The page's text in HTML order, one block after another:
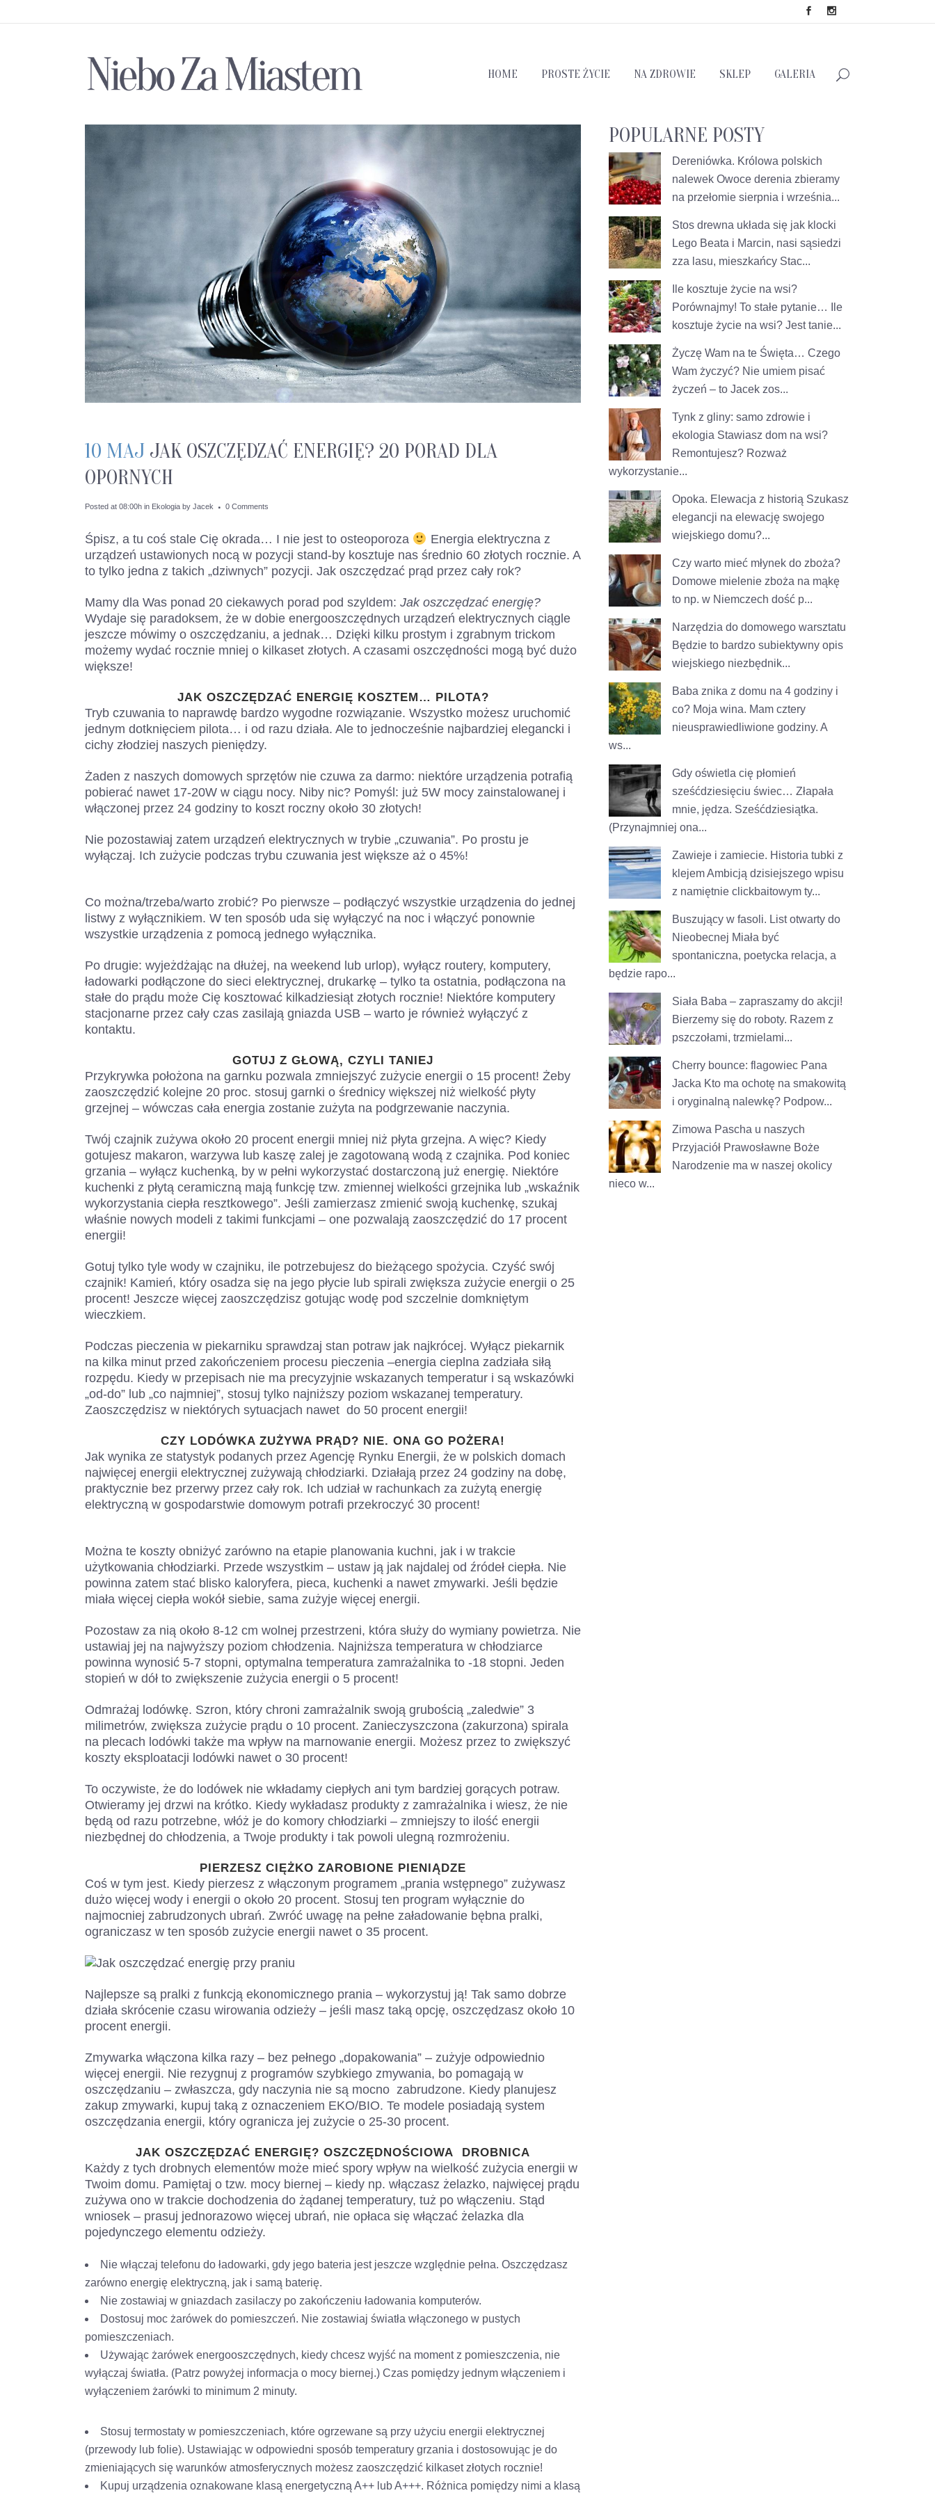
HOME PROSTE ŻYCIE NA ZDROWIE SKLEP GALERIA
10 MAJ JAK OSZCZĘDZAĆ ENERGIĘ? 20 PORAD DLA
OPORNYCH
Posted at 08:00h in Ekologia by Jacek 0 Comments
Śpisz, a tu coś stale Cię okrada… I nie jest to osteoporoza
Energia elektryczna z
urządzeń ustawionych nocą w pozycji stand-by kosztuje nas średnio 60 złotych rocznie. A
to tylko jedna z takich „dziwnych” pozycji. Jak oszczędzać prąd przez cały rok?
Mamy dla Was ponad 20 ciekawych porad pod szyldem: Jak oszczędzać energię?
Wydaje się paradoksem, że w dobie energooszczędnych urządzeń elektrycznych ciągle
jeszcze mówimy o oszczędzaniu, a jednak… Dzięki kilku prostym i zgrabnym trickom
możemy wydać rocznie mniej o kilkaset złotych. A czasami oszczędności mogą być dużo
większe!
JAK OSZCZĘDZAĆ ENERGIĘ KOSZTEM… PILOTA?
Tryb czuwania to naprawdę bardzo wygodne rozwiązanie. Wszystko możesz uruchomić
jednym dotknięciem pilota… i od razu działa. Ale to jednocześnie najbardziej elegancki i
cichy złodziej naszych pieniędzy.
Żaden z naszych domowych sprzętów nie czuwa za darmo: niektóre urządzenia potrafią
pobierać nawet 17-20W w ciągu nocy. Niby nic? Pomyśl: już 5W mocy zainstalowanej i
włączonej przez 24 godziny to koszt roczny około 30 złotych!
Nie pozostawiaj zatem urządzeń elektrycznych w trybie „czuwania”. Po prostu je
wyłączaj. Ich zużycie podczas trybu czuwania jest większe aż o 45%!
Co można/trzeba/warto zrobić? Po pierwsze – podłączyć wszystkie urządzenia do jednej
listwy z wyłącznikiem. W ten sposób uda się wyłączyć na noc i włączyć ponownie
wszystkie urządzenia z pomocą jednego wyłącznika.
Po drugie: wyjeżdżając na dłużej, na weekend lub urlop), wyłącz routery, komputery,
ładowarki podłączone do sieci elektrycznej, drukarkę – tylko ta ostatnia, podłączona na
stałe do prądu może Cię kosztować kilkadziesiąt złotych rocznie! Niektóre komputery
stacjonarne przez cały czas zasilają gniazda USB – warto je również wyłączyć z
kontaktu.
GOTUJ Z GŁOWĄ, CZYLI TANIEJ
Przykrywka położona na garnku pozwala zmniejszyć zużycie energii o 15 procent! Żeby
zaoszczędzić kolejne 20 proc. stosuj garnki o średnicy większej niż wielkość płyty
grzejnej – wówczas cała energia zostanie zużyta na podgrzewanie naczynia.
Twój czajnik zużywa około 20 procent energii mniej niż płyta grzejna. A więc? Kiedy
gotujesz makaron, warzywa lub kaszę zalej je zagotowaną wodą z czajnika. Pod koniec
grzania – wyłącz kuchenką, by w pełni wykorzystać dostarczoną już energię. Niektóre
kuchenki z płytą ceramiczną mają funkcję tzw. zmiennej wielkości grzejnika lub „wskaźnik
wykorzystania ciepła resztkowego”. Jeśli zamierzasz zmienić swoją kuchenkę, szukaj
właśnie nowych modeli z takimi funkcjami – one pozwalają zaoszczędzić do 17 procent
energii!
Gotuj tylko tyle wody w czajniku, ile potrzebujesz do bieżącego spożycia. Czyść swój
czajnik! Kamień, który osadza się na jego płycie lub spirali zwiększa zużycie energii o 25
procent! Jeszcze więcej zaoszczędzisz gotując wodę pod szczelnie domkniętym
wieczkiem.
Podczas pieczenia w piekarniku sprawdzaj stan potraw jak najkrócej. Wyłącz piekarnik
na kilka minut przed zakończeniem procesu pieczenia –energia cieplna zadziała siłą
rozpędu. Kiedy w przepisach nie ma precyzyjnie wskazanych temperatur i są wskazówki
„od-do” lub „co najmniej”, stosuj tylko najniższy poziom wskazanej temperatury.
Zaoszczędzisz w niektórych sytuacjach nawet do 50 procent energii!
CZY LODÓWKA ZUŻYWA PRĄD? NIE. ONA GO POŻERA!
Jak wynika ze statystyk podanych przez Agencję Rynku Energii, że w polskich domach
najwięcej energii elektrycznej zużywają chłodziarki. Działają przez 24 godziny na dobę,
praktycznie bez przerwy przez cały rok. Ich udział w rachunkach za zużytą energię
elektryczną w gospodarstwie domowym potrafi przekroczyć 30 procent!
Można te koszty obniżyć zarówno na etapie planowania kuchni, jak i w trakcie
użytkowania chłodziarki. Przede wszystkim – ustaw ją jak najdalej od źródeł ciepła. Nie
powinna zatem stać blisko kaloryfera, pieca, kuchenki a nawet zmywarki. Jeśli będzie
miała więcej ciepła wokół siebie, sama zużyje więcej energii.
Pozostaw za nią około 8-12 cm wolnej przestrzeni, która służy do wymiany powietrza. Nie
ustawiaj jej na najwyższy poziom chłodzenia. Najniższa temperatura w chłodziarce
powinna wynosić 5-7 stopni, optymalna temperatura zamrażalnika to -18 stopni. Jeden
stopień w dół to zwiększenie zużycia energii o 5 procent!
Odmrażaj lodówkę. Szron, który chroni zamrażalnik swoją grubością „zaledwie” 3
milimetrów, zwiększa zużycie prądu o 10 procent. Zanieczyszczona (zakurzona) spirala
na plecach lodówki także ma wpływ na marnowanie energii. Możesz przez to zwiększyć
koszty eksploatacji lodówki nawet o 30 procent!
To oczywiste, że do lodówek nie wkładamy ciepłych ani tym bardziej gorących potraw.
Otwieramy jej drzwi na krótko. Kiedy wykładasz produkty z zamrażalnika i wiesz, że nie
będą od razu potrzebne, włóż je do komory chłodziarki – zmniejszy to ilość energii
niezbędnej do chłodzenia, a Twoje produkty i tak powoli ulegną rozmrożeniu.
PIERZESZ CIĘŻKO ZAROBIONE PIENIĄDZE
Coś w tym jest. Kiedy pierzesz z włączonym programem „prania wstępnego” zużywasz
dużo więcej wody i energii o około 20 procent. Stosuj ten program wyłącznie do
najmocniej zabrudzonych ubrań. Zwróć uwagę na pełne załadowanie bębna pralki,
ograniczasz w ten sposób zużycie energii nawet o 35 procent.
Najlepsze są pralki z funkcją ekonomicznego prania – wykorzystuj ją! Tak samo dobrze
działa skrócenie czasu wirowania odzieży – jeśli masz taką opcję, oszczędzasz około 10
procent energii.
Zmywarka włączona kilka razy – bez pełnego „dopakowania” – zużyje odpowiednio
więcej energii. Nie rezygnuj z programów szybkiego zmywania, bo pomagają w
oszczędzaniu – zwłaszcza, gdy naczynia nie są mocno zabrudzone. Kiedy planujesz
zakup zmywarki, kupuj taką z oznaczeniem EKO/BIO. Te modele posiadają system
oszczędzania energii, który ogranicza jej zużycie o 25-30 procent.
JAK OSZCZĘDZAĆ ENERGIĘ? OSZCZĘDNOŚCIOWA DROBNICA
Każdy z tych drobnych elementów może mieć spory wpływ na wielkość zużycia energii w
Twoim domu. Pamiętaj o tzw. mocy biernej – kiedy np. włączasz żelazko, najwięcej prądu
zużywa ono w trakcie dochodzenia do żądanej temperatury, tuż po włączeniu. Stąd
wniosek – prasuj jednorazowo więcej ubrań, nie opłaca się włączać żelazka dla
pojedynczego elementu odzieży.
Nie włączaj telefonu do ładowarki, gdy jego bateria jest jeszcze względnie pełna. Oszczędzasz
zarówno energię elektryczną, jak i samą baterię.
Nie zostawiaj w gniazdach zasilaczy po zakończeniu ładowania komputerów.
Dostosuj moc żarówek do pomieszczeń. Nie zostawiaj światła włączonego w pustych
pomieszczeniach.
Używając żarówek energooszczędnych, kiedy chcesz wyjść na moment z pomieszczenia, nie
wyłączaj światła. (Patrz powyżej informacja o mocy biernej.) Czas pomiędzy jednym włączeniem i
wyłączeniem żarówki to minimum 2 minuty.
Stosuj termostaty w pomieszczeniach, które ogrzewane są przy użyciu energii elektrycznej
(przewody lub folie). Ustawiając w odpowiedni sposób temperatury grzania i dostosowując je do
zmieniających się warunków atmosferycznych możesz zaoszczędzić kilkaset złotych rocznie!
Kupuj urządzenia oznakowane klasą energetyczną A++ lub A+++. Różnica pomiędzy nimi a klasą
POPULARNE POSTY
Dereniówka. Królowa polskich
nalewek Owoce derenia zbieramy
na przełomie sierpnia i września...
Stos drewna układa się jak klocki
Lego Beata i Marcin, nasi sąsiedzi
zza lasu, mieszkańcy Stac...
Ile kosztuje życie na wsi?
Porównajmy! To stałe pytanie… Ile
kosztuje życie na wsi? Jest tanie...
Życzę Wam na te Święta… Czego
Wam życzyć? Nie umiem pisać
życzeń – to Jacek zos...
Tynk z gliny: samo zdrowie i
ekologia Stawiasz dom na wsi?
Remontujesz? Rozważ
wykorzystanie...
Opoka. Elewacja z historią Szukasz
elegancji na elewację swojego
wiejskiego domu?...
Czy warto mieć młynek do zboża?
Domowe mielenie zboża na mąkę
to np. w Niemczech dość p...
Narzędzia do domowego warsztatu
Będzie to bardzo subiektywny opis
wiejskiego niezbędnik...
Baba znika z domu na 4 godziny i
co? Moja wina. Mam cztery
nieusprawiedliwione godziny. A
ws...
Gdy oświetla cię płomień
sześćdziesięciu świec… Złapała
mnie, jędza. Sześćdziesiątka.
(Przynajmniej ona...
Zawieje i zamiecie. Historia tubki z
klejemAmbicją dzisiejszego wpisu
z namiętnie clickbaitowym ty...
Buszujący w fasoli. List otwarty do
Nieobecnej Miała być
spontaniczna, poetycka relacja, a
będzie rapo...
Siała Baba – zapraszamy do akcji!
Bierzemy się do roboty. Razem z
pszczołami, trzmielami...
Cherry bounce: flagowiec Pana
Jacka Kto ma ochotę na smakowitą
i oryginalną nalewkę? Podpow...
Zimowa Pascha u naszych
Przyjaciół Prawosławne Boże
Narodzenie ma w naszej okolicy
nieco w...